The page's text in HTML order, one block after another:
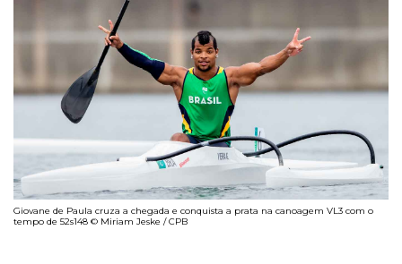
Giovane de Paula cruza a chegada e conquista a prata na canoagem VL3 com o
tempo de 52s148 © Miriam Jeske / CPB